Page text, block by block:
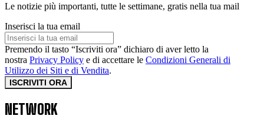
Le notizie più importanti, tutte le settimane, gratis nella tua mail
Inserisci la tua email
Premendo il tasto “Iscriviti ora” dichiaro di aver letto la
nostra Privacy Policy e di accettare le Condizioni Generali di
Utilizzo dei Siti e di Vendita.
ISCRIVITI ORA
NETWORK